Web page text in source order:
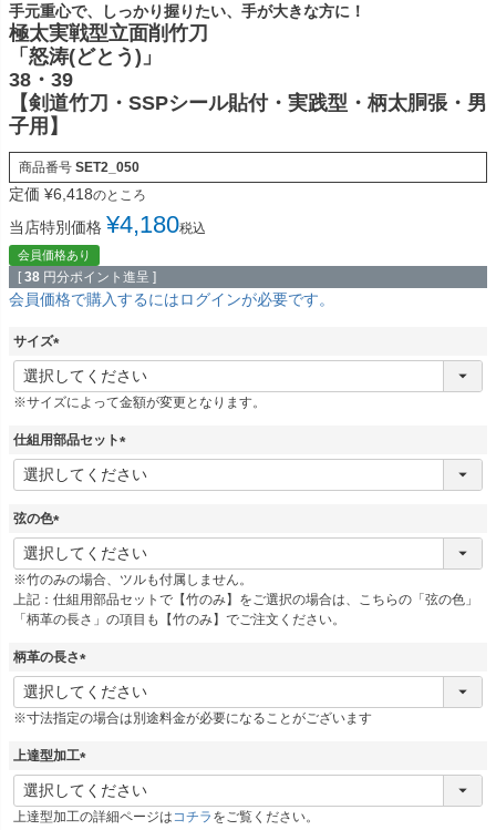
手元重心で、しっかり握りたい、手が大きな方に！
極太実戦型立面削竹刀
「怒涛(どとう)」
38・39
【剣道竹刀・SSPシール貼付・実践型・柄太胴張・男
子用】
商品番号 SET2_050
定価 ¥6,418のところ
当店特別価格 ¥4,180税込
会員価格あり
[ 38 円分ポイント進呈 ]
会員価格で購入するにはログインが必要です。
サイズ
(
必
須
※サイズによって金額が変更となります。
仕組用部品セット
(
必
弦の色
(
必
須
)
※竹のみの場合、ツルも付属しません。
上記：仕組用部品セットで【竹のみ】をご選択の場合は、こちらの「弦の色」
「柄革の長さ」の項目も【竹のみ】でご注文ください。
柄革の長さ
(
必
須
※寸法指定の場合は別途料金が必要になることがございます
上達型加工
(
必
須
上達型加工の詳細ページは コチラ をご覧ください。